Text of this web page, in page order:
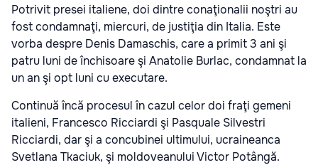
Potrivit presei italiene, doi dintre conaţionalii noştri au
fost condamnaţi, miercuri, de justiţia din Italia. Este
vorba despre Denis Damaschis, care a primit 3 ani şi
patru luni de închisoare şi Anatolie Burlac, condamnat la
un an şi opt luni cu executare.
Continuă încă procesul în cazul celor doi fraţi gemeni
italieni, Francesco Ricciardi şi Pasquale Silvestri
Ricciardi, dar şi a concubinei ultimului, ucraineanca
Svetlana Tkaciuk, şi moldoveanului Victor Potângă.